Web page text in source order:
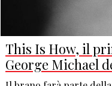
This Is How, il
George Michael